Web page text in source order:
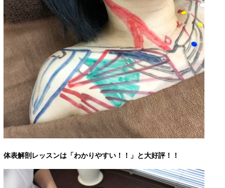
体表解剖レッスンは「わかりやすい！！」と大好評！！